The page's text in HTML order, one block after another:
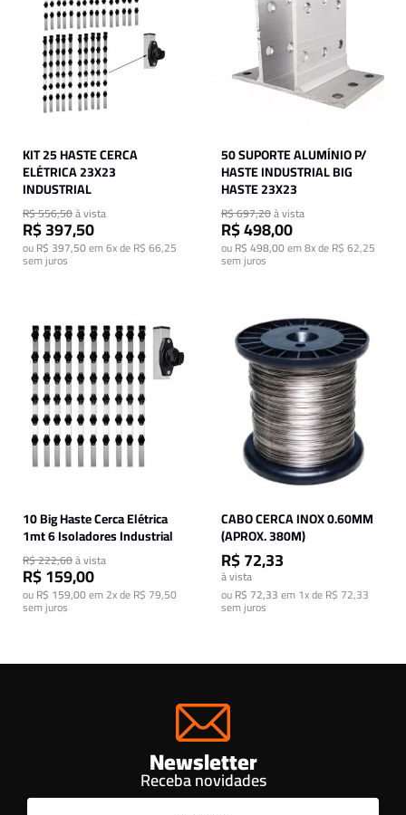
KIT 25 HASTE CERCA
ELÉTRICA 23X23
INDUSTRIAL
R$ 556,50
R$ 397,50
à vista
ouR$ 397,50em6x de R$ 66,25
sem juros
50 SUPORTE ALUMÍNIO P/
HASTE INDUSTRIAL BIG
HASTE 23X23
R$ 697,20
R$ 498,00
à vista
ouR$ 498,00em8x de R$ 62,25
sem juros
10 Big Haste Cerca Elétrica
1mt 6 Isoladores Industrial
R$ 222,60
R$ 159,00
à vista
ouR$ 159,00em2x de R$ 79,50
sem juros
CABO CERCA INOX 0.60MM
(APROX. 380M)
R$ 72,33
à vista
ouR$ 72,33em1x de R$ 72,33
sem juros
Newsletter
Receba novidades